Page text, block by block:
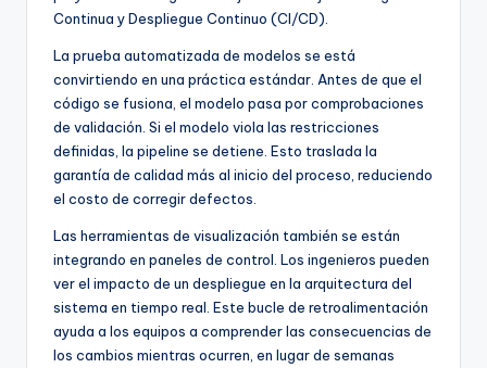
Continua y Despliegue Continuo (CI/CD).
La prueba automatizada de modelos se está
convirtiendo en una práctica estándar. Antes de que el
código se fusiona, el modelo pasa por comprobaciones
de validación. Si el modelo viola las restricciones
definidas, la pipeline se detiene. Esto traslada la
garantía de calidad más al inicio del proceso, reduciendo
el costo de corregir defectos.
Las herramientas de visualización también se están
integrando en paneles de control. Los ingenieros pueden
ver el impacto de un despliegue en la arquitectura del
sistema en tiempo real. Este bucle de retroalimentación
ayuda a los equipos a comprender las consecuencias de
los cambios mientras ocurren, en lugar de semanas